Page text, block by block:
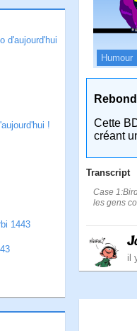
d'aujourd'hui
!
1443
Humour
Cette
créant
Transcript
Case
les gens
il